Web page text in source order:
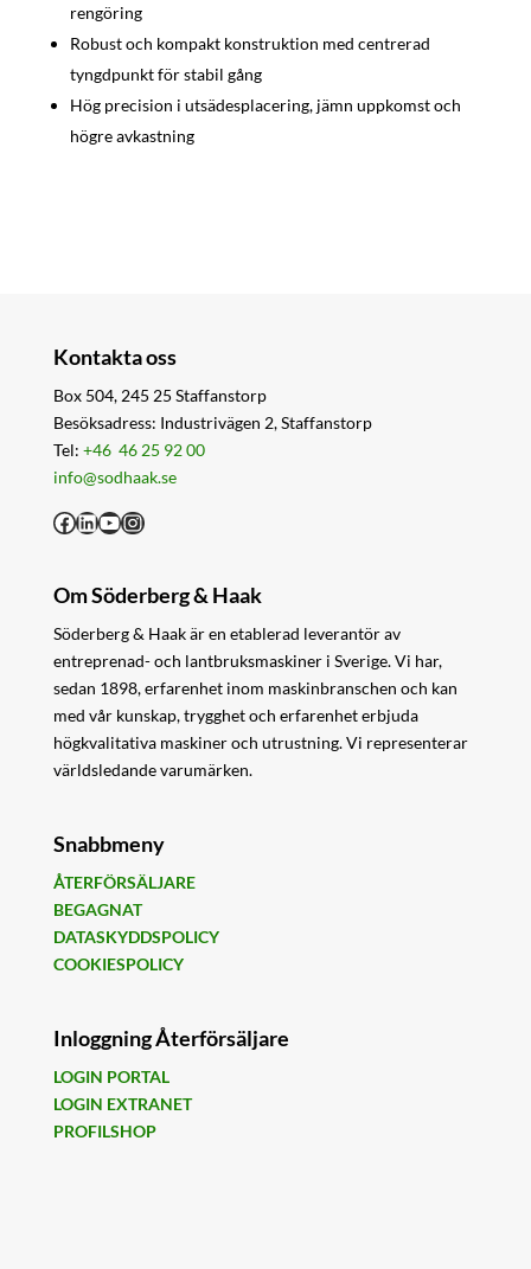
rengöring
Robust och kompakt konstruktion med centrerad
tyngdpunkt för stabil gång
Hög precision i utsädesplacering, jämn uppkomst och
högre avkastning
Kontakta oss
Box 504, 245 25 Staffanstorp
Besöksadress: Industrivägen 2, Staffanstorp
Tel: +46 46 25 92 00
info@sodhaak.se
Facebook
LinkedIn
YouTube
Instagram
Om Söderberg & Haak
Söderberg & Haak är en etablerad leverantör av
entreprenad- och lantbruksmaskiner i Sverige. Vi har,
sedan 1898, erfarenhet inom maskinbranschen och kan
med vår kunskap, trygghet och erfarenhet erbjuda
högkvalitativa maskiner och utrustning. Vi representerar
världsledande varumärken.
Snabbmeny
ÅTERFÖRSÄLJARE
BEGAGNAT
DATASKYDDSPOLICY
COOKIESPOLICY
Inloggning Återförsäljare
LOGIN PORTAL
LOGIN EXTRANET
PROFILSHOP